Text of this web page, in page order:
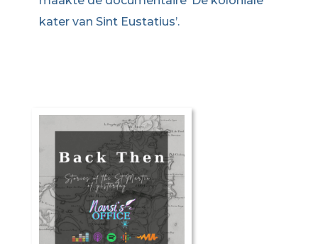
kater van Sint Eustatius’.